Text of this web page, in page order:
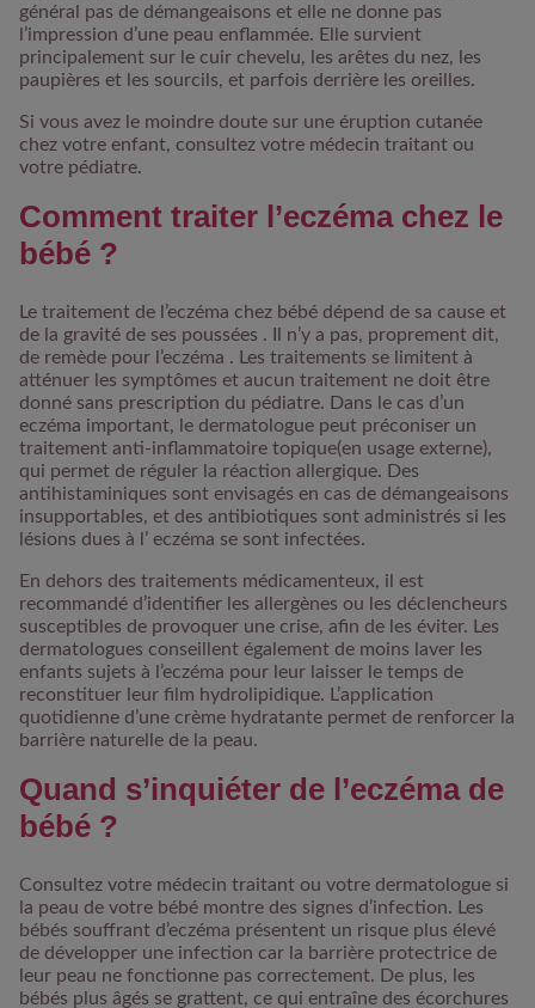
général pas de démangeaisons et elle ne donne pas
l’impression d’une peau enflammée. Elle survient
principalement sur le cuir chevelu, les arêtes du nez, les
paupières et les sourcils, et parfois derrière les oreilles.
Si vous avez le moindre doute sur une éruption cutanée
chez votre enfant, consultez votre médecin traitant ou
votre pédiatre.
Comment traiter l’eczéma chez le
bébé ?
Le traitement de l’eczéma chez bébé dépend de sa cause et
de la gravité de ses poussées . Il n’y a pas, proprement dit,
de remède pour l’eczéma . Les traitements se limitent à
atténuer les symptômes et aucun traitement ne doit être
donné sans prescription du pédiatre. Dans le cas d’un
eczéma important, le dermatologue peut préconiser un
traitement anti-inflammatoire topique(en usage externe),
qui permet de réguler la réaction allergique. Des
antihistaminiques sont envisagés en cas de démangeaisons
insupportables, et des antibiotiques sont administrés si les
lésions dues à l’ eczéma se sont infectées.
En dehors des traitements médicamenteux, il est
recommandé d’identifier les allergènes ou les déclencheurs
susceptibles de provoquer une crise, afin de les éviter. Les
dermatologues conseillent également de moins laver les
enfants sujets à l’eczéma pour leur laisser le temps de
reconstituer leur film hydrolipidique.
L’application
quotidienne d’une crème hydratante permet de renforcer la
barrière naturelle de la peau.
Quand s’inquiéter de l’eczéma de
bébé ?
Consultez votre médecin traitant ou votre dermatologue si
la peau de votre bébé montre des signes d’infection. Les
bébés souffrant d’eczéma présentent un risque plus élevé
de développer une infection car la barrière protectrice de
leur peau ne fonctionne pas correctement. De plus, les
bébés plus âgés se grattent, ce qui entraîne des écorchures